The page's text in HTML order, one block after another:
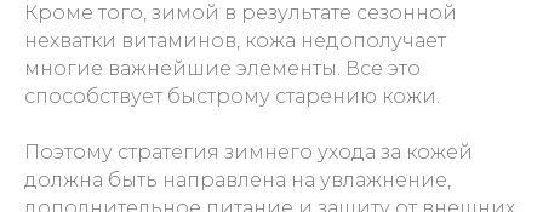
Кроме того, зимой в результате сезонной
нехватки витаминов, кожа недополучает
многие важнейшие элементы. Все это
способствует быстрому старению кожи.
Поэтому стратегия зимнего ухода за кожей
должна быть направлена на увлажнение,